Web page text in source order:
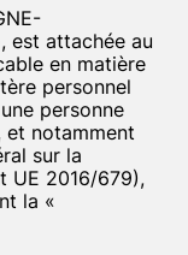
est attachée au
en matière
personnel
personne
notamment
sur la
UE 2016/679),
la «